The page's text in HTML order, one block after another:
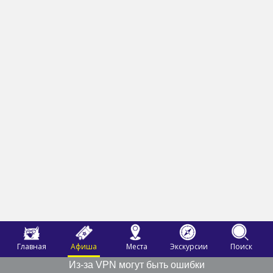
Главная Афиша Места Экскурсии
Поиск
Из-за VPN могут быть ошибки